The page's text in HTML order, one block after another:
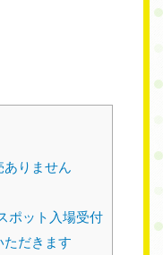
ありません
ポット入場受付
だきます